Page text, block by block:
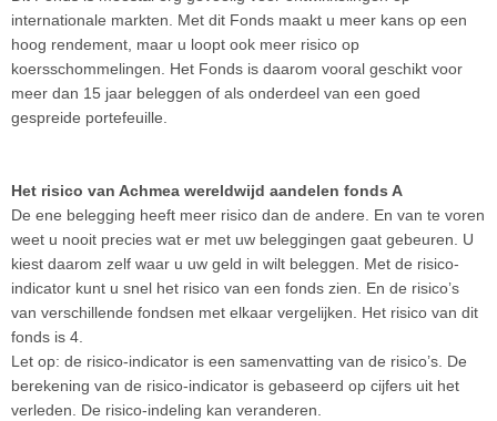
internationale markten. Met dit Fonds maakt u meer kans op een
hoog rendement, maar u loopt ook meer risico op
koersschommelingen. Het Fonds is daarom vooral geschikt voor
meer dan 15 jaar beleggen of als onderdeel van een goed
gespreide portefeuille.
Het risico van Achmea wereldwijd aandelen fonds A
De ene belegging heeft meer risico dan de andere. En van te voren
weet u nooit precies wat er met uw beleggingen gaat gebeuren. U
kiest daarom zelf waar u uw geld in wilt beleggen. Met de risico-
indicator kunt u snel het risico van een fonds zien. En de risico’s
van verschillende fondsen met elkaar vergelijken. Het risico van dit
fonds is 4.
Let op: de risico-indicator is een samenvatting van de risico’s. De
berekening van de risico-indicator is gebaseerd op cijfers uit het
verleden. De risico-indeling kan veranderen.